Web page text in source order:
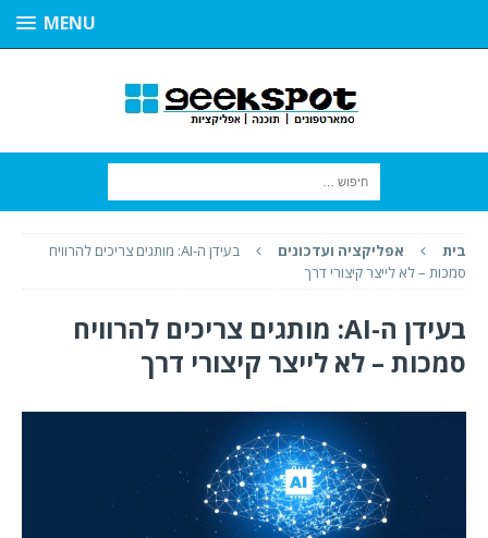
MENU
בית אפליקציה ועדכונים
בעידן ה-AI: מותגים צריכים להרוויח
סמכות – לא לייצר קיצורי דרך
בעידן ה-AI: מותגים צריכים להרוויח
סמכות – לא לייצר קיצורי דרך